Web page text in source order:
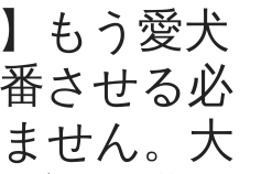
ュ
ー
もう愛犬
させる必
せん。大